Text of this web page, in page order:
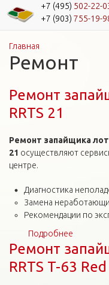
+7 (495) 502-22-
+7 (903) 755-19-
Вы здесь
Главная
Ремонт
Ремонт
RRTS 21
Ремонт запайщика
21 осуществляют
центре.
Диагностика
Замена
Рекомендации по
Подробнее
Ремонт
RRTS T-63 Red